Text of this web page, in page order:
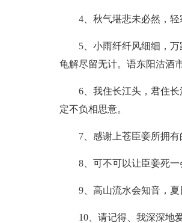
4、秋气堪悲未必然，
5、小雨纤纤风细细，
龟解尽留无计。语东阳沽酒
6、我住长江头，君住
定不负相思意。
7、感谢上苍臣妾所拥有
8、可不可以让臣妾死一
9、高山流水会知音，
10、请记得、我深深地